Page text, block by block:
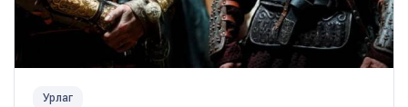
Урлаг